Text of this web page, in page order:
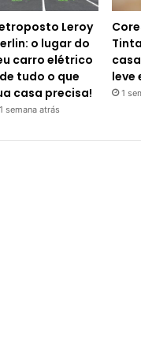
Leroy
o lugar do
carro elétrico
tudo o que
casa precisa!
1 semana atrás
leve
1